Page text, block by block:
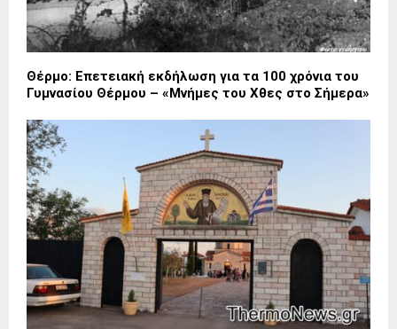
Θέρμο: Επετειακή εκδήλωση για τα 100 χρόνια του
Γυμνασίου Θέρμου – «Μνήμες του Χθες στο Σήμερα»